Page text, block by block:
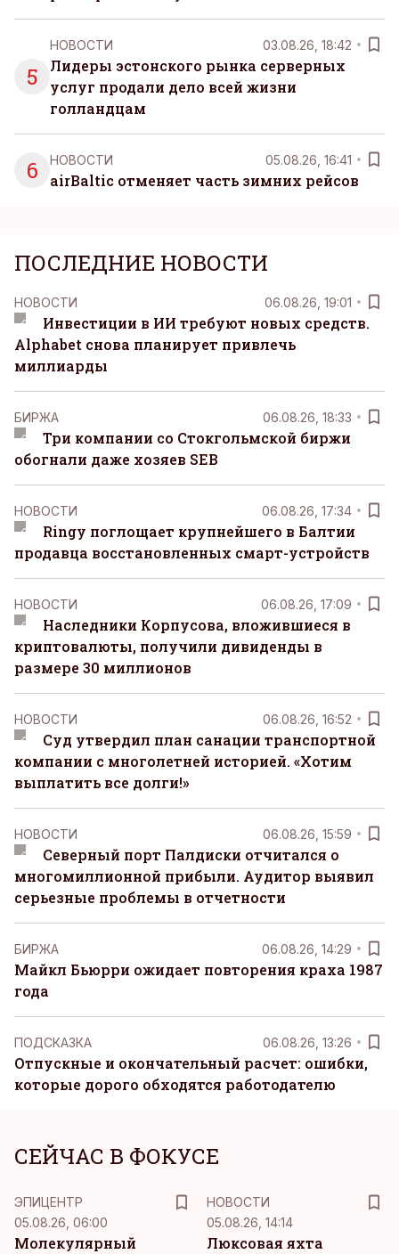
5
НОВОСТИ 03.08.26, 18:42
Лидеры эстонского рынка серверных
услуг продали дело всей жизни
голландцам
6 НОВОСТИ 05.08.26, 16:41
airBaltic отменяет часть зимних рейсов
ПОСЛЕДНИЕ НОВОСТИ
НОВОСТИ 06.08.26, 19:01
Инвестиции в ИИ требуют новых средств.
Alphabet снова планирует привлечь
миллиарды
БИРЖА 06.08.26, 18:33
Три компании со Стокгольмской биржи
обогнали даже хозяев SEB
НОВОСТИ 06.08.26, 17:34
Ringy поглощает крупнейшего в Балтии
продавца восстановленных смарт-устройств
НОВОСТИ 06.08.26, 17:09
Наследники Корпусова, вложившиеся в
криптовалюты, получили дивиденды в
размере 30 миллионов
НОВОСТИ 06.08.26, 16:52
Суд утвердил план санации транспортной
компании с многолетней историей. «Хотим
выплатить все долги!»
НОВОСТИ 06.08.26, 15:59
Северный порт Палдиски отчитался о
многомиллионной прибыли. Аудитор выявил
серьезные проблемы в отчетности
БИРЖА 06.08.26, 14:29
Майкл Бьюрри ожидает повторения краха 1987
года
ПОДСКАЗКА 06.08.26, 13:26
Отпускные и окончательный расчет: ошибки,
которые дорого обходятся работодателю
СЕЙЧАС В ФОКУСЕ
ЭПИЦЕНТР
05.08.26, 06:00
Молекулярный
НОВОСТИ
05.08.26, 14:14
Люксовая яхта